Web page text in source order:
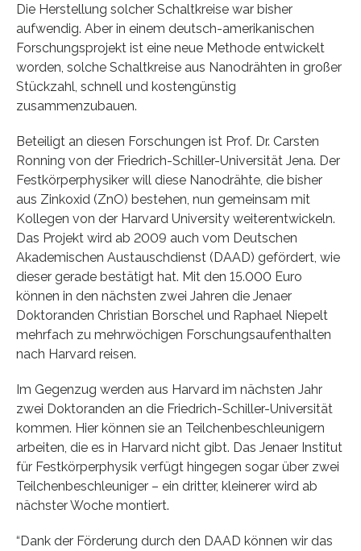
Die Herstellung solcher Schaltkreise war bisher
aufwendig. Aber in einem deutsch-amerikanischen
Forschungsprojekt ist eine neue Methode entwickelt
worden, solche Schaltkreise aus Nanodrähten in großer
Stückzahl, schnell und kostengünstig
zusammenzubauen.
Beteiligt an diesen Forschungen ist Prof. Dr. Carsten
Ronning von der Friedrich-Schiller-Universität Jena. Der
Festkörperphysiker will diese Nanodrähte, die bisher
aus Zinkoxid (ZnO) bestehen, nun gemeinsam mit
Kollegen von der Harvard University weiterentwickeln.
Das Projekt wird ab 2009 auch vom Deutschen
Akademischen Austauschdienst (DAAD) gefördert, wie
dieser gerade bestätigt hat. Mit den 15.000 Euro
können in den nächsten zwei Jahren die Jenaer
Doktoranden Christian Borschel und Raphael Niepelt
mehrfach zu mehrwöchigen Forschungsaufenthalten
nach Harvard reisen.
Im Gegenzug werden aus Harvard im nächsten Jahr
zwei Doktoranden an die Friedrich-Schiller-Universität
kommen. Hier können sie an Teilchenbeschleunigern
arbeiten, die es in Harvard nicht gibt. Das Jenaer Institut
für Festkörperphysik verfügt hingegen sogar über zwei
Teilchenbeschleuniger – ein dritter, kleinerer wird ab
nächster Woche montiert.
“Dank der Förderung durch den DAAD können wir das